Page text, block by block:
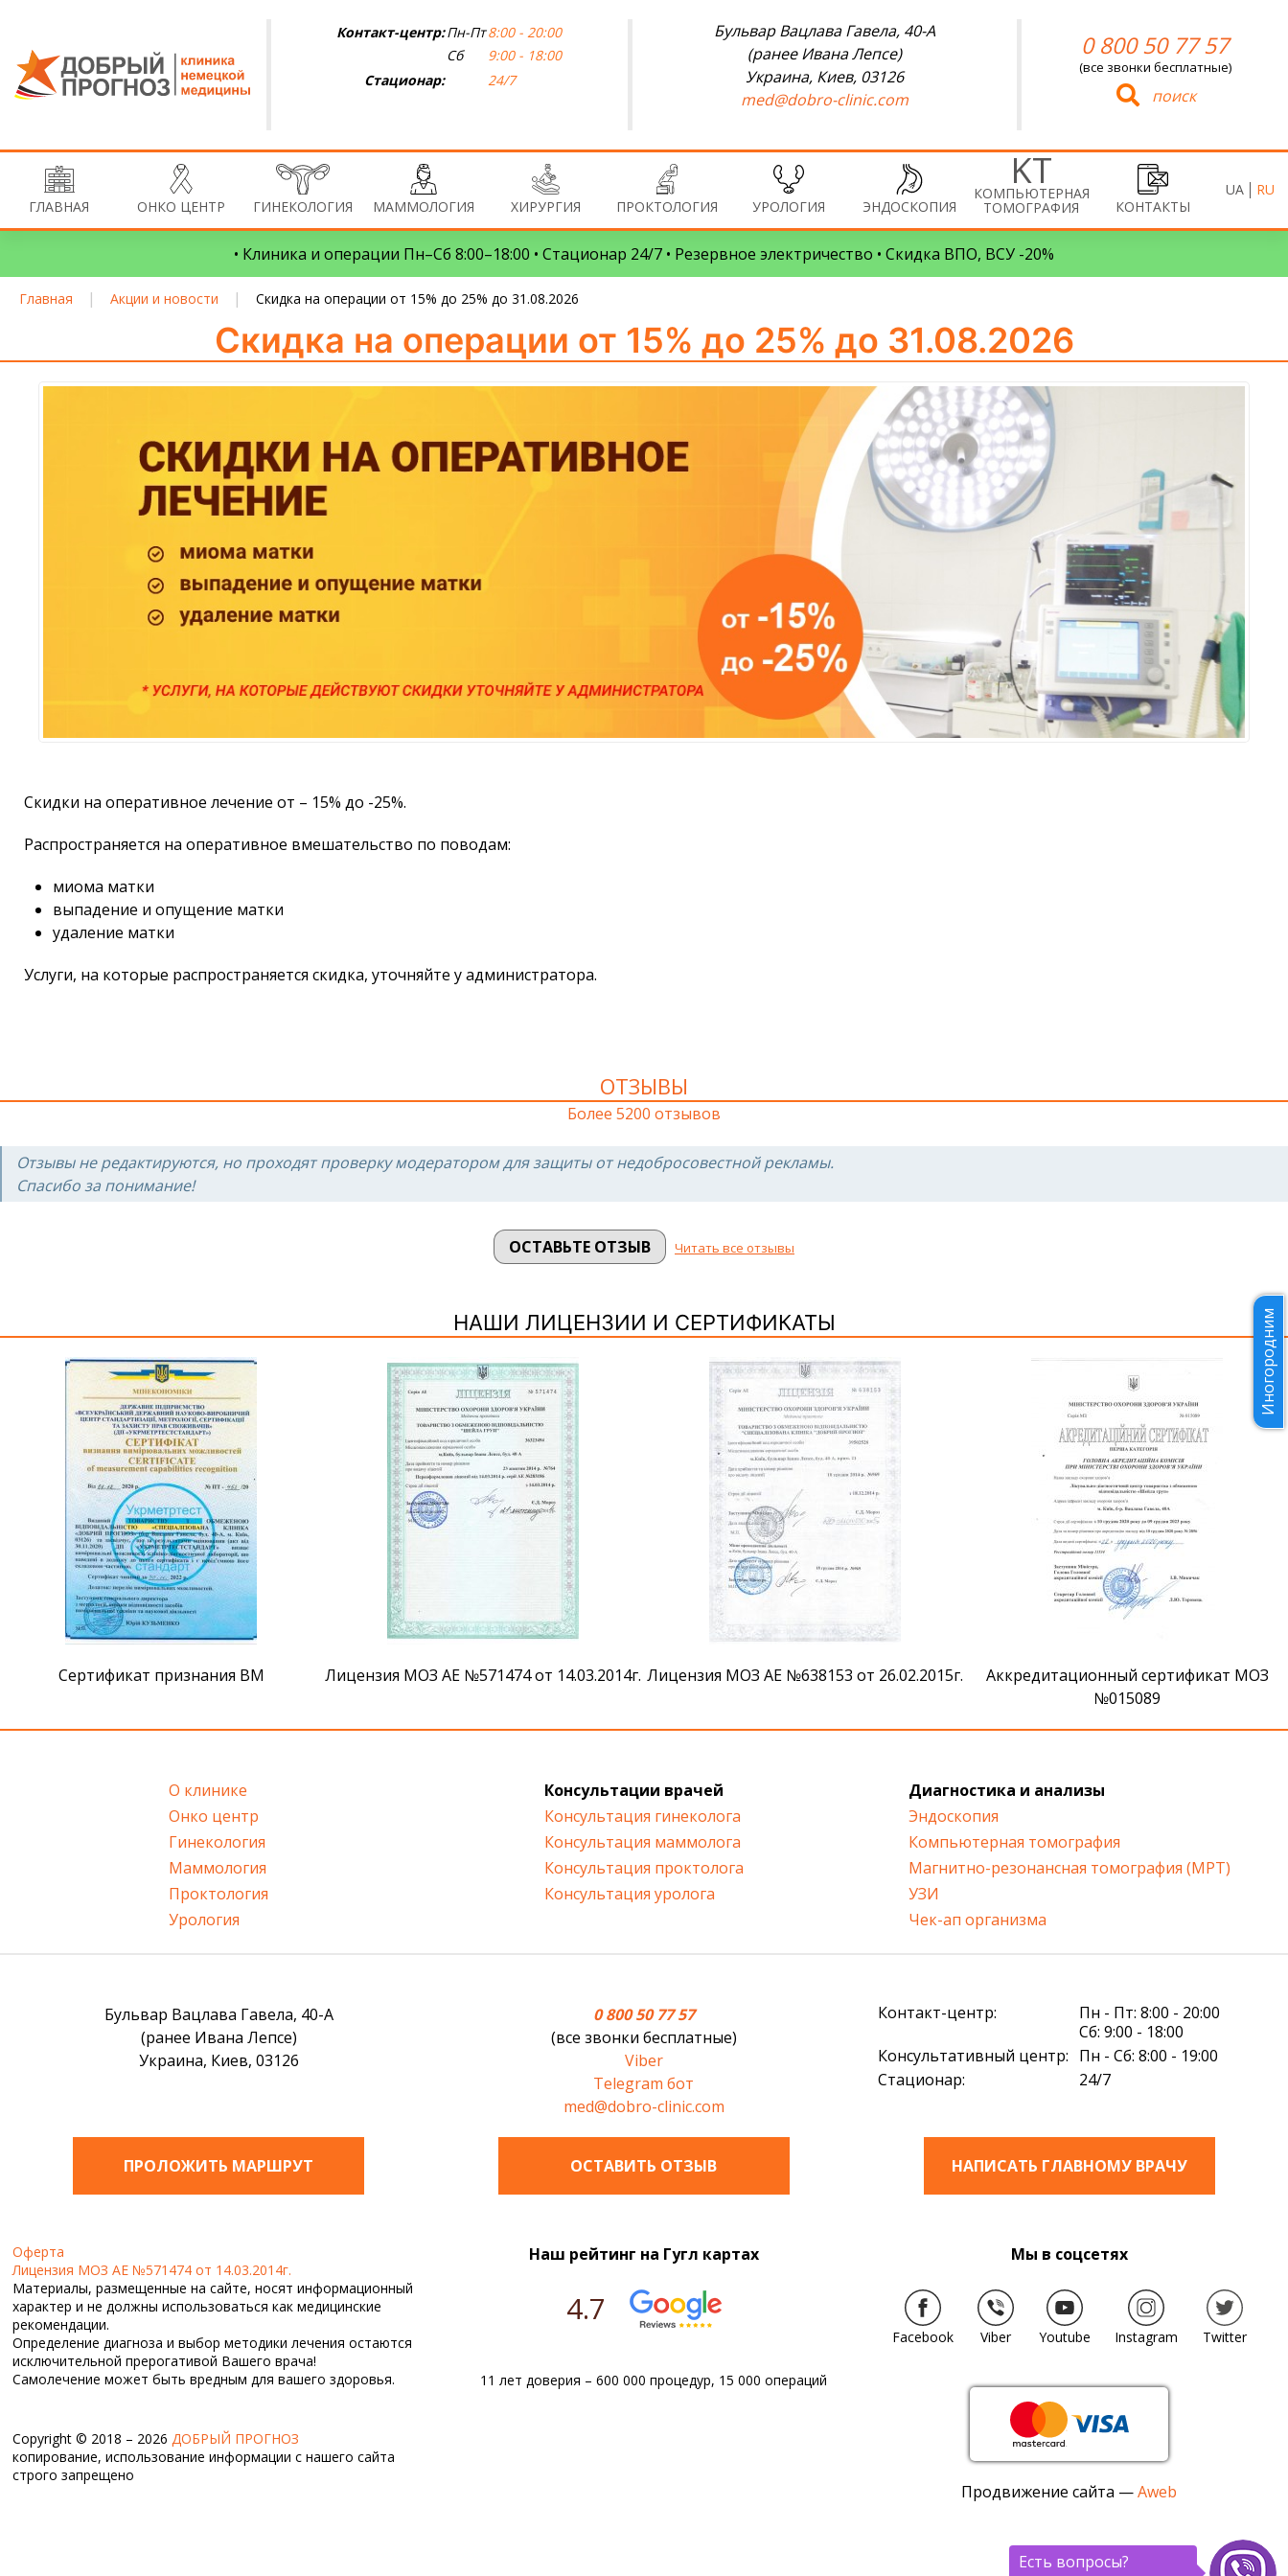
Контакт-центр:Пн-Пт
Сб
8:00 - 20:00
9:00 - 18:00
Стационар:
24/7
Бульвар Вацлава Гавела, 40-А
(ранее Ивана Лепсе)
Украина, Киев, 03126
med@dobro-clinic.com
0 800 50 77 57
(все звонки бесплатные)
поиск
ГЛАВНАЯ ОНКО ЦЕНТР ГИНЕКОЛОГИЯ МАММОЛОГИЯ ХИРУРГИЯ ПРОКТОЛОГИЯ УРОЛОГИЯ ЭНДОСКОПИЯ
КОМПЬЮТЕРНАЯ
ТОМОГРАФИЯ КОНТАКТЫ
UA RU
• Клиника и операции Пн–Сб 8:00–18:00 • Стационар 24/7 • Резервное электричество • Скидка ВПО, ВСУ -20%
Главная | Акции и новости | Скидка на операции от 15% до 25% до 31.08.2026
Скидка на операции от 15% до 25% до 31.08.2026
Скидки на оперативное лечение от – 15% до -25%.
Распространяется на оперативное вмешательство по поводам:
миома матки
выпадение и опущение матки
удаление матки
Услуги, на которые распространяется скидка, уточняйте у администратора.
ОТЗЫВЫ
Более 5200 отзывов
Отзывы не редактируются, но проходят проверку модератором для защиты от недобросовестной рекламы.
Спасибо за понимание!
ОСТАВЬТЕ ОТЗЫВ Читать все отзывы
НАШИ ЛИЦЕНЗИИ И СЕРТИФИКАТЫ
Сертификат признания ВМ Лицензия МОЗ АЕ №571474 от 14.03.2014г. Лицензия МОЗ АЕ №638153 от 26.02.2015г.
Аккредитационный сертификат МОЗ
№015089
О клинике
Онко центр
Гинекология
Маммология
Проктология
Урология
Консультации врачей
Консультация гинеколога
Консультация маммолога
Консультация проктолога
Консультация уролога
Диагностика и анализы
Эндоскопия
Компьютерная томография
Магнитно-резонансная томография (МРТ)
УЗИ
Чек-ап организма
Бульвар Вацлава Гавела, 40-А
(ранее Ивана Лепсе)
Украина, Киев, 03126
ПРОЛОЖИТЬ МАРШРУТ
0 800 50 77 57
(все звонки бесплатные)
Viber
Telegram бот
med@dobro-clinic.com
ОСТАВИТЬ ОТЗЫВ
Контакт-центр:
Пн - Пт: 8:00 - 20:00
Сб: 9:00 - 18:00
Консультативный центр: Пн - Сб: 8:00 - 19:00
Стационар:
24/7
НАПИСАТЬ ГЛАВНОМУ ВРАЧУ
Оферта
Лицензия МОЗ АЕ №571474 от 14.03.2014г.
Материалы, размещенные на сайте, носят информационный
характер и не должны использоваться как медицинские
рекомендации.
Определение диагноза и выбор методики лечения остаются
исключительной прерогативой Вашего врача!
Самолечение может быть вредным для вашего здоровья.
Copyright © 2018 – 2026ДОБРЫЙ ПРОГНОЗ
копирование, использование информации с нашего сайта
строго запрещено
Наш рейтинг на Гугл картах
4.7
11 лет доверия – 600 000 процедур, 15 000 операций
Мы в соцсетях
Facebook Viber Youtube Instagram Twitter
Продвижение сайта —Aweb
Иногородним
Есть вопросы?